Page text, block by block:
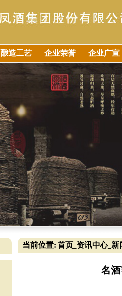
酿造工艺 企业荣誉 企业广宣
当前位置: 首页 资讯中心_ 新
名